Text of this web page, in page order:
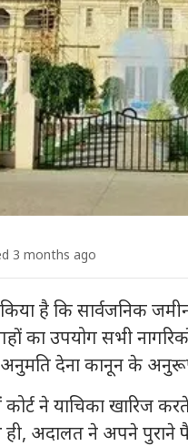
3 months ago
किया है कि सार्वजनिक
का उपयोग सभी
देना कानून के
ने याचिका खारिज करते
ही, अदालत ने अपने पुराने